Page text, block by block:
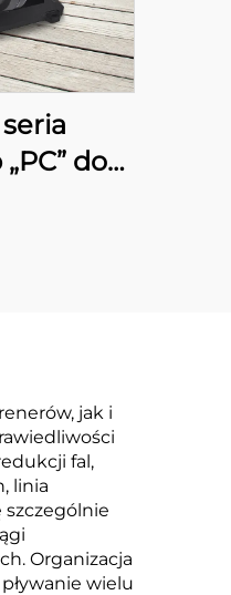
do
jak i
fal,
linia
szczególnie
Organizacja
wielu